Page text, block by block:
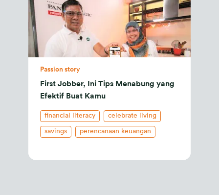
Passion story
First Jobber, Ini Tips Menabung yang
Efektif Buat Kamu
financial literacy celebrate living
savings perencanaan keuangan